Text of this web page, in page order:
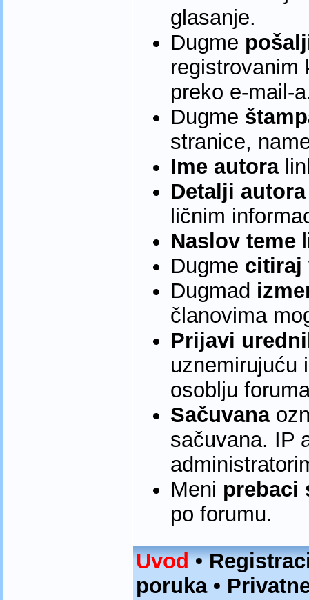
glasanje.
Dugme
registrovanim
preko e-mail-
Dugme
stranice,
Ime autora
Detalji autora
ličnim
Naslov teme
Dugme citiraj
Dugmad
članovima
Prijavi
uznemirujuću
osoblju
Sačuvana
sačuvana. IP
Meni prebaci
po forumu.
Uvod•
poruka•